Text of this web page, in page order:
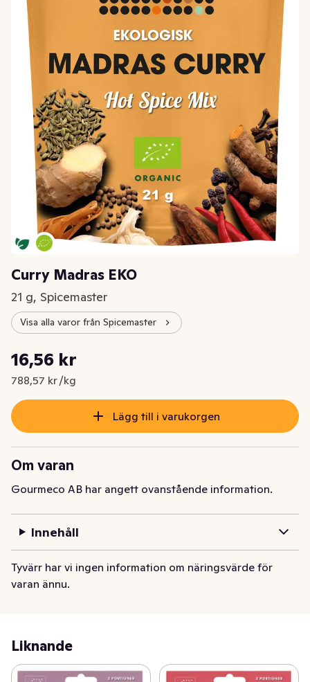
Curry Madras EKO
21 g, Spicemaster
Visa alla varor från Spicemaster
Nuvarande pris är: 16,56 kr
16,56 kr
788,57 kr /kg
Styckpris: 788,57 kr /kg
Lägg till i varukorgen
Om varan
Gourmeco AB har angett ovanstående information.
Innehåll
Tyvärr har vi ingen information om näringsvärde för
varan ännu.
Liknande